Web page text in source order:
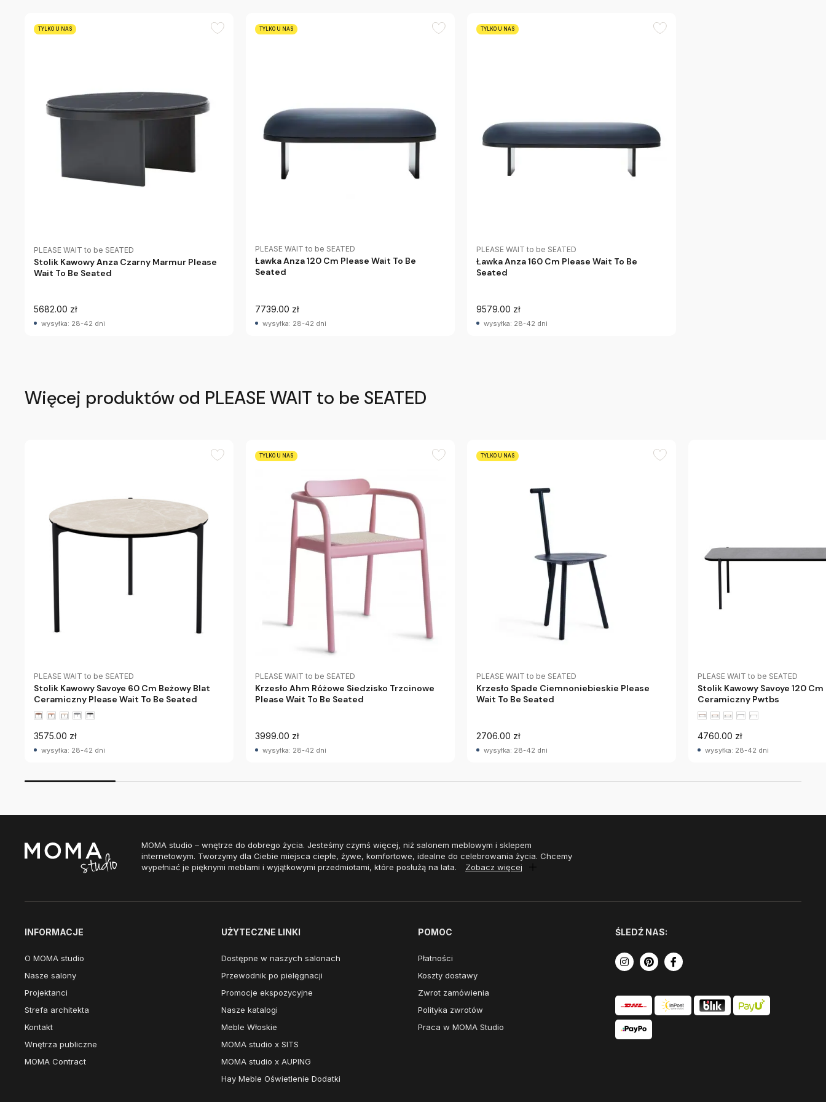
TYLKO U NAS
PLEASE WAIT to be SEATED
Stolik Kawowy Anza Czarny Marmur Please
Wait To Be Seated
5682.00 zł
wysyłka: 28-42 dni
TYLKO U NAS
PLEASE WAIT to be SEATED
Ławka Anza 120 Cm Please Wait To Be
Seated
7739.00 zł
wysyłka: 28-42 dni
TYLKO U NAS
PLEASE WAIT to be SEATED
Ławka Anza 160 Cm Please Wait To Be
Seated
9579.00 zł
wysyłka: 28-42 dni
Więcej produktów od PLEASE WAIT to be SEATED
PLEASE WAIT to be SEATED
Stolik Kawowy Savoye 60 Cm Beżowy Blat
Ceramiczny Please Wait To Be Seated
3575.00 zł
wysyłka: 28-42 dni
TYLKO U NAS
PLEASE WAIT to be SEATED
Krzesło Ahm Różowe Siedzisko Trzcinowe
Please Wait To Be Seated
3999.00 zł
wysyłka: 28-42 dni
TYLKO U NAS
PLEASE WAIT to be SEATED
Krzesło Spade Ciemnoniebieskie Please
Wait To Be Seated
2706.00 zł
wysyłka: 28-42 dni
PLEASE WAIT to be SEATED
Stolik Kawowy Savoye 120
Ceramiczny Pwtbs
4760.00 zł
wysyłka: 28-42 dni
MOMA studio – wnętrze do dobrego życia. Jesteśmy czymś więcej, niż salonem meblowym i sklepem
internetowym. Tworzymy dla Ciebie miejsca ciepłe, żywe, komfortowe, idealne do celebrowania życia. Chcemy
wypełniać je pięknymi meblami i wyjątkowymi przedmiotami, które posłużą na lata.
Zobacz więcej
INFORMACJE
O MOMA studio
Nasze salony
Projektanci
Strefa architekta
Kontakt
Wnętrza publiczne
MOMA Contract
UŻYTECZNE LINKI
Dostępne w naszych salonach
Przewodnik po pielęgnacji
Promocje ekspozycyjne
Nasze katalogi
Meble Włoskie
MOMA studio x SITS
MOMA studio x AUPING
Hay Meble Oświetlenie Dodatki
POMOC
Płatności
Koszty dostawy
Zwrot zamówienia
Polityka zwrotów
Praca w MOMA Studio
ŚLEDŹ NAS: